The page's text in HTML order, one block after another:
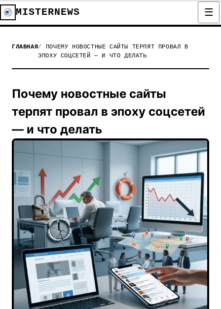
MISTERNEWS
ГЛАВНАЯ
ПОЧЕМУ НОВОСТНЫЕ САЙТЫ ТЕРПЯТ ПРОВАЛ В
ЭПОХУ СОЦСЕТЕЙ — И ЧТО ДЕЛАТЬ
Почему новостные сайты
терпят провал в эпоху соцсетей
— и что делать